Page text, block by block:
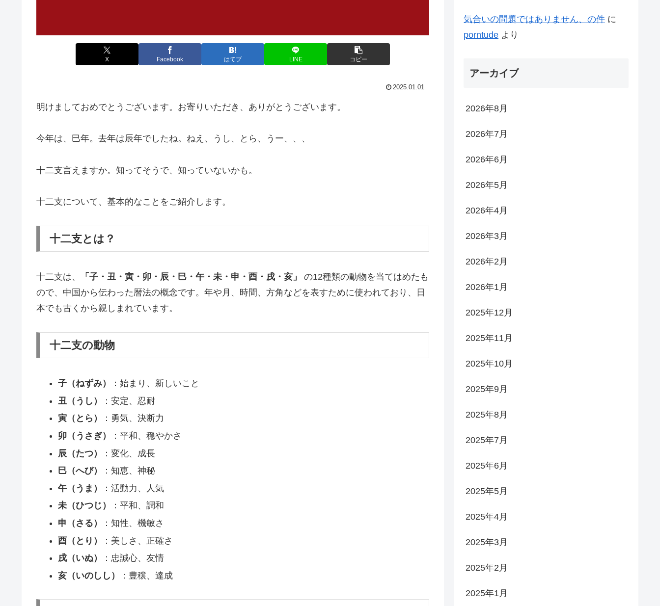
X Facebook はてブ LINE コピー
2025.01.01
明けましておめでとうございます。お寄りいただき、ありがとうございます。
今年は、巳年。去年は辰年でしたね。ねえ、うし、とら、うー、、、
十二支言えますか。知ってそうで、知っていないかも。
十二支について、基本的なことをご紹介します。
十二支とは？
十二支は、 「子・丑・寅・卯・辰・巳・午・未・申・酉・戌・亥」
の12種類の動物を当てはめたも
ので、中国から伝わった暦法の概念です。年や月、時間、方角などを表すために使われており、日
本でも古くから親しまれています。
十二支の動物
子（ねずみ）
：始まり、新しいこと
丑（うし）
：安定、忍耐
寅（とら）
：勇気、決断力
卯（うさぎ）
：平和、穏やかさ
辰（たつ）
：変化、成長
巳（へび）
：知恵、神秘
午（うま）
：活動力、人気
未（ひつじ）
：平和、調和
申（さる）
：知性、機敏さ
酉（とり）
：美しさ、正確さ
戌（いぬ）
：忠誠心、友情
亥（いのしし）
：豊穣、達成
気合いの問題ではありません、の件 に
porntude より
アーカイブ
2026年8月
2026年7月
2026年6月
2026年5月
2026年4月
2026年3月
2026年2月
2026年1月
2025年12月
2025年11月
2025年10月
2025年9月
2025年8月
2025年7月
2025年6月
2025年5月
2025年4月
2025年3月
2025年2月
2025年1月